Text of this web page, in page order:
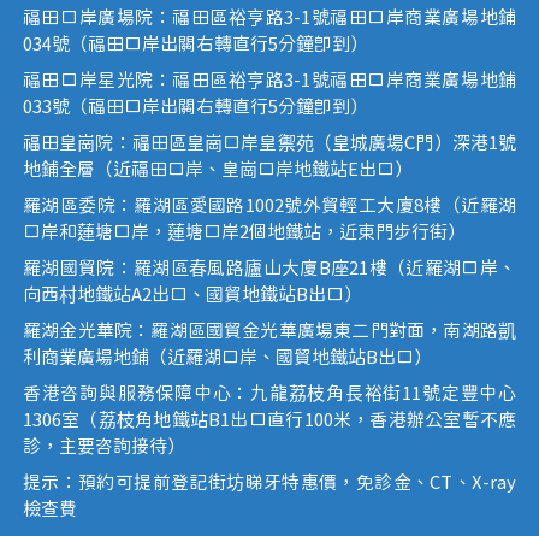
福田口岸廣場院：福田區裕亨路3-1號福田口岸商業廣場地鋪
034號（福田口岸出關右轉直行5分鐘即到）
福田口岸星光院：福田區裕亨路3-1號福田口岸商業廣場地鋪
033號（福田口岸出關右轉直行5分鐘即到）
福田皇崗院：福田區皇崗口岸皇禦苑（皇城廣場C門）深港1號
地鋪全層（近福田口岸、皇崗口岸地鐵站E出口）
羅湖區委院：羅湖區愛國路1002號外貿輕工大廈8樓（近羅湖
口岸和蓮塘口岸，蓮塘口岸2個地鐵站，近東門步行街）
羅湖國貿院：羅湖區春風路廬山大廈B座21樓（近羅湖口岸、
向西村地鐵站A2出口、國貿地鐵站B出口）
羅湖金光華院：羅湖區國貿金光華廣場東二門對面，南湖路凱
利商業廣場地鋪（近羅湖口岸、國貿地鐵站B出口）
香港咨詢與服務保障中心：九龍荔枝角長裕街11號定豐中心
1306室（荔枝角地鐵站B1出口直行100米，香港辦公室暫不應
診，主要咨詢接待）
提示：預約可提前登記街坊睇牙特惠價，免診金、CT、X-ray
檢查費